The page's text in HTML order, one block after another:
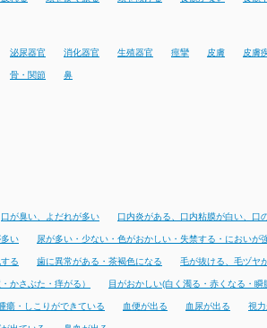
泌尿器官 消化器官 生殖器官 痙攣 皮膚 皮膚
骨・関節 鼻
口が臭い、よだれが多い 口内炎がある、口内粘膜が白い、口
い 尿が多い・少ない・色がおかしい・失禁する・においが
る 歯に異常がある・茶褐色になる 毛が抜ける、毛ヅヤ
かさぶた・痒がる） 目がおかしい(白く濁る・赤くなる・瞬
瘍・しこりができている 血便が出る 血尿が出る 視